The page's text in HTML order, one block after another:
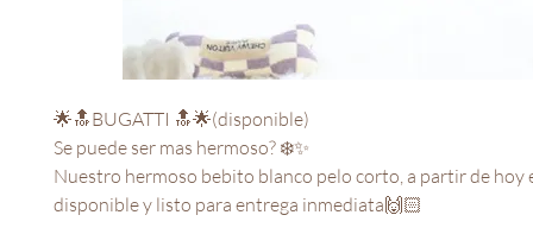
🌟🔝BUGATTI 🔝🌟(disponible)
Se puede ser mas hermoso? ❄️✨
Nuestro hermoso bebito blanco pelo corto, a partir de hoy
disponible y listo para entrega inmediata🙌🏻